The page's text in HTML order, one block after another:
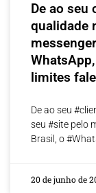
De ao seu
qualidade
limites
De ao seu
seu #site pelo
Brasil, o
20 de junho de